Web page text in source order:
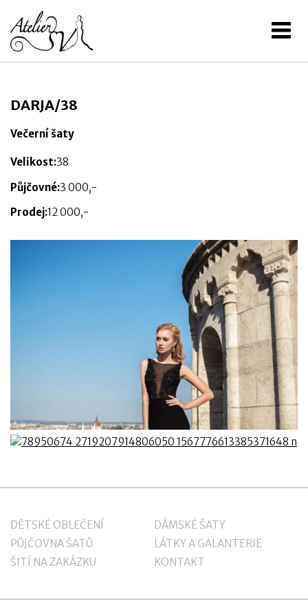
DARJA/38
Večerní šaty
Velikost:38
Půjčovné:3 000,-
Prodej:12 000,-
DĚTSKÉ OBLEČENÍ
DÁMSKÉ ŠATY
PŮJČOVNA ŠATŮ
LÁTKY A GALANTERIE
ŠITÍ NA ZAKÁZKU
KONTAKT